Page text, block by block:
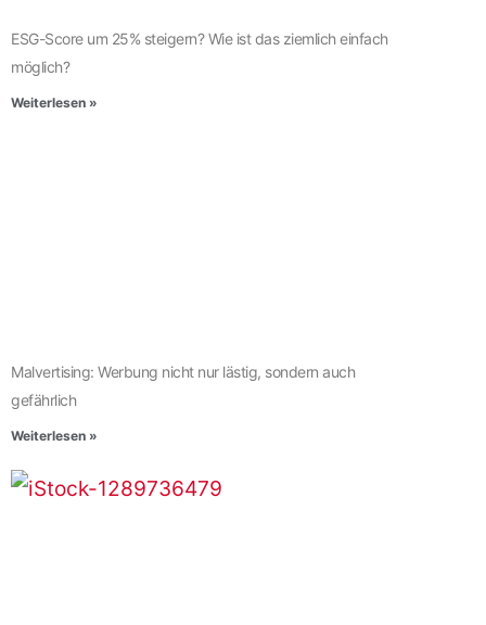
ESG-Score um 25% steigern? Wie ist das ziemlich einfach
möglich?
Weiterlesen »
Malvertising: Werbung nicht nur lästig, sondern auch
gefährlich
Weiterlesen »